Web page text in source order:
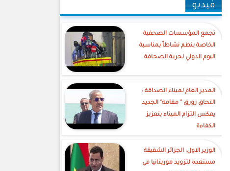
فيديو
تجمع المؤسسات الصحفية
الخاصة ينظم نشاطاً بمناسبة
اليوم الدولي لحرية الصحافة
‎المدير العام لميناء الصداقة :
التحاق زورق " مقامه" الجديد
يعكس التزام الميناء بتعزيز
الكفاءة
الوزير الاول: الجزائر الشقيقة
مستعدة لتزويد موريتانيا في